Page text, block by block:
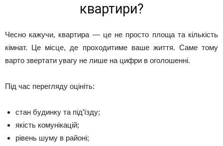
квартири?
Чесно кажучи, квартира — це не просто площа та кількість
кімнат. Це місце, де проходитиме ваше життя. Саме тому
варто звертати увагу не лише на цифри в оголошенні.
Під час перегляду оцініть:
стан будинку та під’їзду;
якість комунікацій;
рівень шуму в районі;